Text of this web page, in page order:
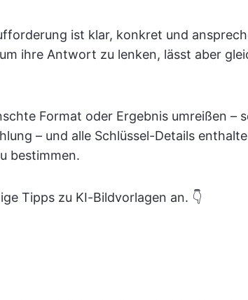
ist klar, konkret und
ihre Antwort zu lenken, lässt aber
Format oder Ergebnis umreißen –
– und alle Schlüssel-Details
bestimmen.
Tipps zu KI-Bildvorlagen an. 👇